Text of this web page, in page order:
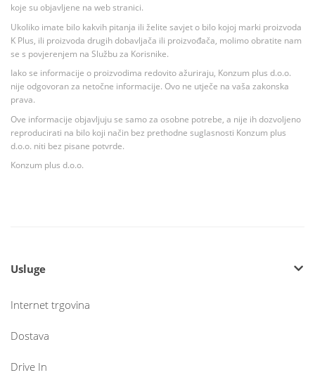
koje su objavljene na web stranici.
Ukoliko imate bilo kakvih pitanja ili želite savjet o bilo kojoj marki proizvoda
K Plus, ili proizvoda drugih dobavljača ili proizvođača, molimo obratite nam
se s povjerenjem na Službu za Korisnike.
Iako se informacije o proizvodima redovito ažuriraju, Konzum plus d.o.o.
nije odgovoran za netočne informacije. Ovo ne utječe na vaša zakonska
prava.
Ove informacije objavljuju se samo za osobne potrebe, a nije ih dozvoljeno
reproducirati na bilo koji način bez prethodne suglasnosti Konzum plus
d.o.o. niti bez pisane potvrde.
Konzum plus d.o.o.
Usluge
Internet trgovina
Dostava
Drive In